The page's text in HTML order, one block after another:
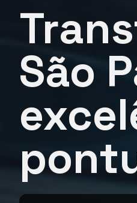
São